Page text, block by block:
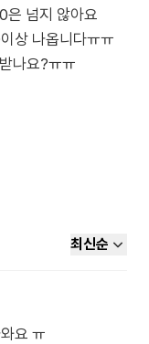
은 넘지 않아요
상 나옵니다ㅠㅠ
나요?ㅠㅠ
최신순
요 ㅠ